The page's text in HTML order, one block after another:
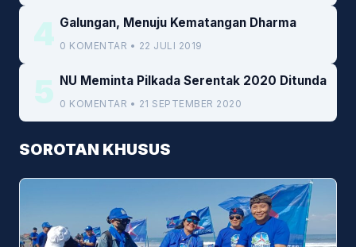
4 Galungan, Menuju Kematangan Dharma
0 KOMENTAR • 22 JULI 2019
5 NU Meminta Pilkada Serentak 2020 Ditunda
0 KOMENTAR • 21 SEPTEMBER 2020
SOROTAN KHUSUS